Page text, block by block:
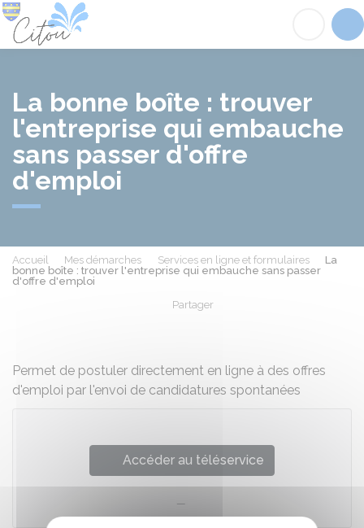
La bonne boîte : trouver
l'entreprise qui embauche
sans passer d'offre
d'emploi
Accueil Mes démarches Services en ligne et formulaires
La
bonne boîte : trouver l'entreprise qui embauche sans passer
d'offre d'emploi
Partager
Permet de postuler directement en ligne à des offres
d'emploi par l'envoi de candidatures spontanées
Accéder au téléservice